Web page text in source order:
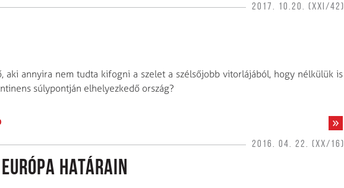
2017. 10.20. (XXI/42)
aki annyira nem tudta kifogni a szelet a szélsőjobb vitorlájából, hogy nélkülük is
súlypontján elhelyezkedő ország?
2016. 04. 22. (XX/16)
határain